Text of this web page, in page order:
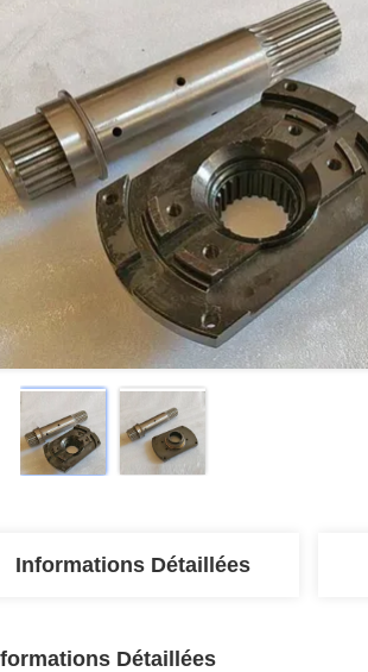
Informations Détaillées
Détaillées